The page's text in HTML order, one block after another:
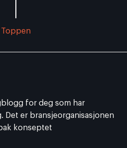
Toppen
for deg som har
Det er bransjeorganisasjonen
konseptet